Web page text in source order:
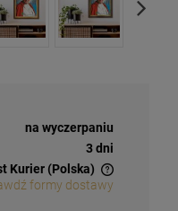
na wyczerpaniu
3 dni
Kurier (Polska)
formy dostawy